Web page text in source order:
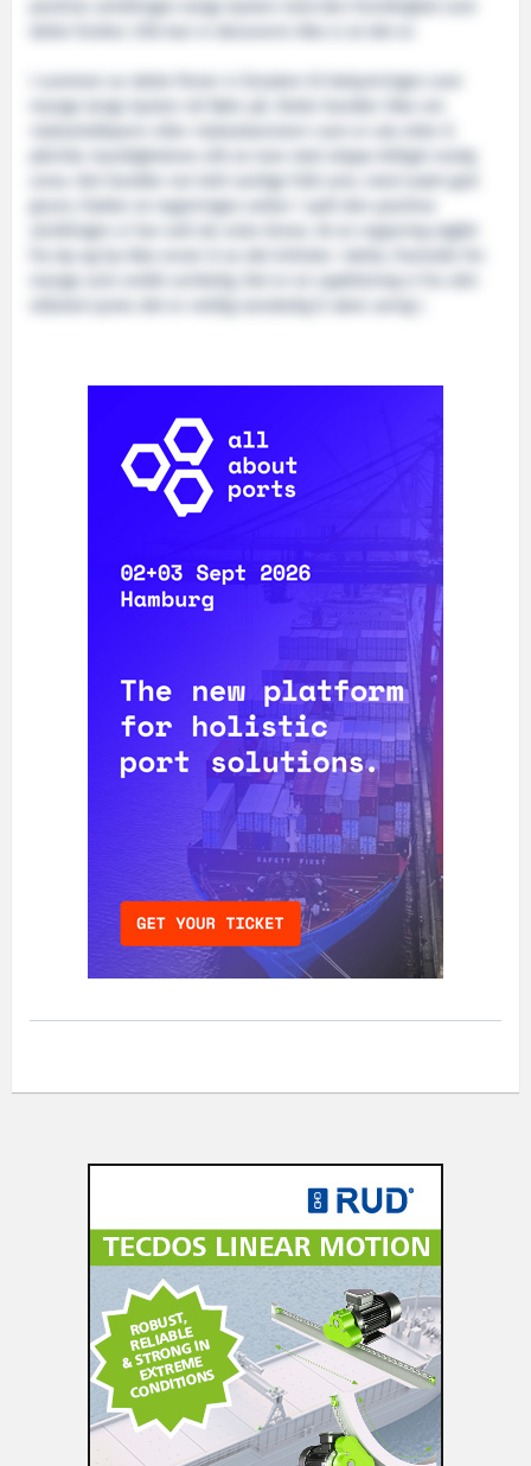
positive utviklingen langs kysten med den forsiktighet som
I summen av dette finner vi årsaken til bekymringen som
mange langs kysten nå føler på. Dette handler ikke om
påvirke myndighetene slik at man skal slippe billigst mulig
unna. Det handler om helt vanlige folk som, med svært god
grunn, frykter at regjeringen setter i spill den positive
utviklingen vi har sett de siste årene. At en regjering utgått
mange som smått uvirkelig. Det er en oppfatning vi fra vårt